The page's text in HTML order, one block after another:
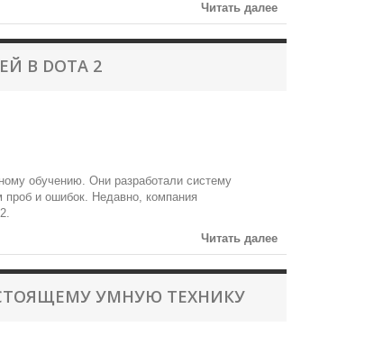
Читать далее
В DOTA 2
обучению. Они разработали систему
проб и ошибок. Недавно, компания
Читать далее
УМНУЮ ТЕХНИКУ